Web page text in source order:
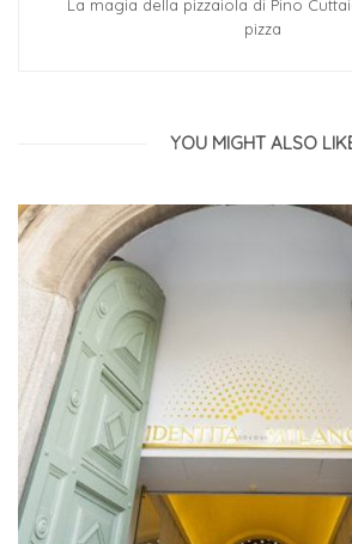
La magia della pizzaiola di Pino
pizza
YOU MIGHT ALSO